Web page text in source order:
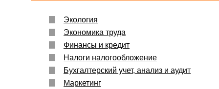
Экология
Экономика труда
Финансы и кредит
Налоги налогообложение
Бухгалтерский учет, анализ и аудит
Маркетинг